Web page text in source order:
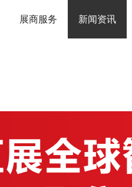
展商服务 新闻资讯